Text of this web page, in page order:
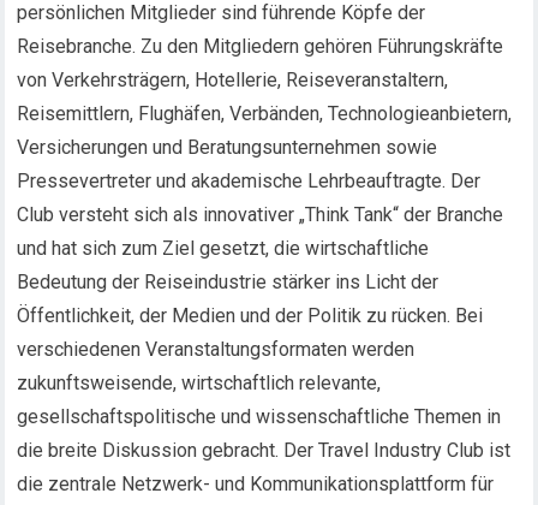
persönlichen Mitglieder sind führende Köpfe der
Reisebranche. Zu den Mitgliedern gehören Führungskräfte
von Verkehrsträgern, Hotellerie, Reiseveranstaltern,
Reisemittlern, Flughäfen, Verbänden, Technologieanbietern,
Versicherungen und Beratungsunternehmen sowie
Pressevertreter und akademische Lehrbeauftragte. Der
Club versteht sich als innovativer „Think Tank“ der Branche
und hat sich zum Ziel gesetzt, die wirtschaftliche
Bedeutung der Reiseindustrie stärker ins Licht der
Öffentlichkeit, der Medien und der Politik zu rücken. Bei
verschiedenen Veranstaltungsformaten werden
zukunftsweisende, wirtschaftlich relevante,
gesellschaftspolitische und wissenschaftliche Themen in
die breite Diskussion gebracht. Der Travel Industry Club ist
die zentrale Netzwerk- und Kommunikationsplattform für